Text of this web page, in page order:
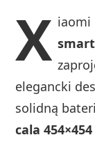
X iaomi
elegancki
solidną
cala